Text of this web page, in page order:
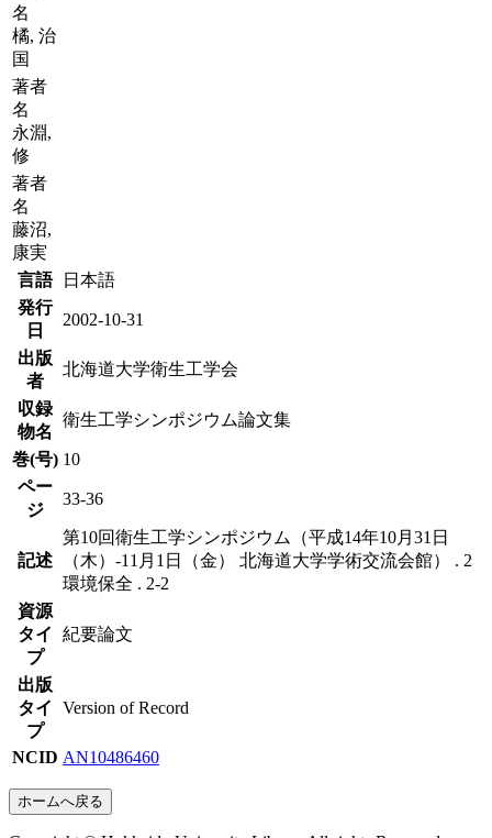
名
橘, 治
国
著者
名
永淵,
修
著者
名
藤沼,
康実
言語
日本語
発行
日
2002-10-31
出版
者
北海道大学衛生工学会
収録
物名
衛生工学シンポジウム論文集
巻(号) 10
ペー
ジ
33-36
記述
第10回衛生工学シンポジウム（平成14年10月31日
（木）-11月1日（金） 北海道大学学術交流会館） . 2
環境保全 . 2-2
資源
タイ
プ
紀要論文
出版
タイ
プ
Version of Record
NCID AN10486460
ホームへ戻る